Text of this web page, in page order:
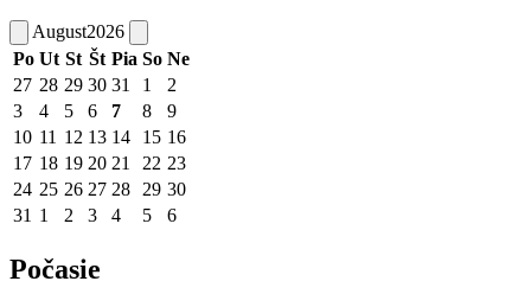
August2026
Po Ut St Št Pia So Ne
27 28 29 30 31 1
2
3
4 5 6 7 8
9
10 11 12 13 14 15 16
17 18 19 20 21 22 23
24 25 26 27 28 29 30
31 1 2 3 4 5 6
Počasie